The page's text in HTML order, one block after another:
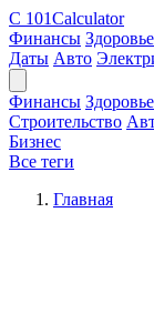
C 101Calculator
Финансы Здоровье
Даты Авто
Финансы Здоровье
Строительство
Бизнес
Все теги
Главная